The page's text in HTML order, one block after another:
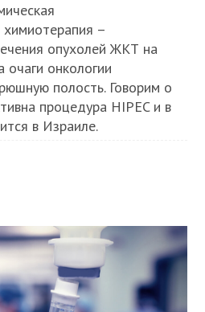
химиотерапия –
опухолей ЖКТ на
очаги онкологии
полость. Говорим о
процедура HIPEC и в
в Израиле.